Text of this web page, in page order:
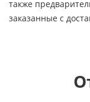
также
заказанные с